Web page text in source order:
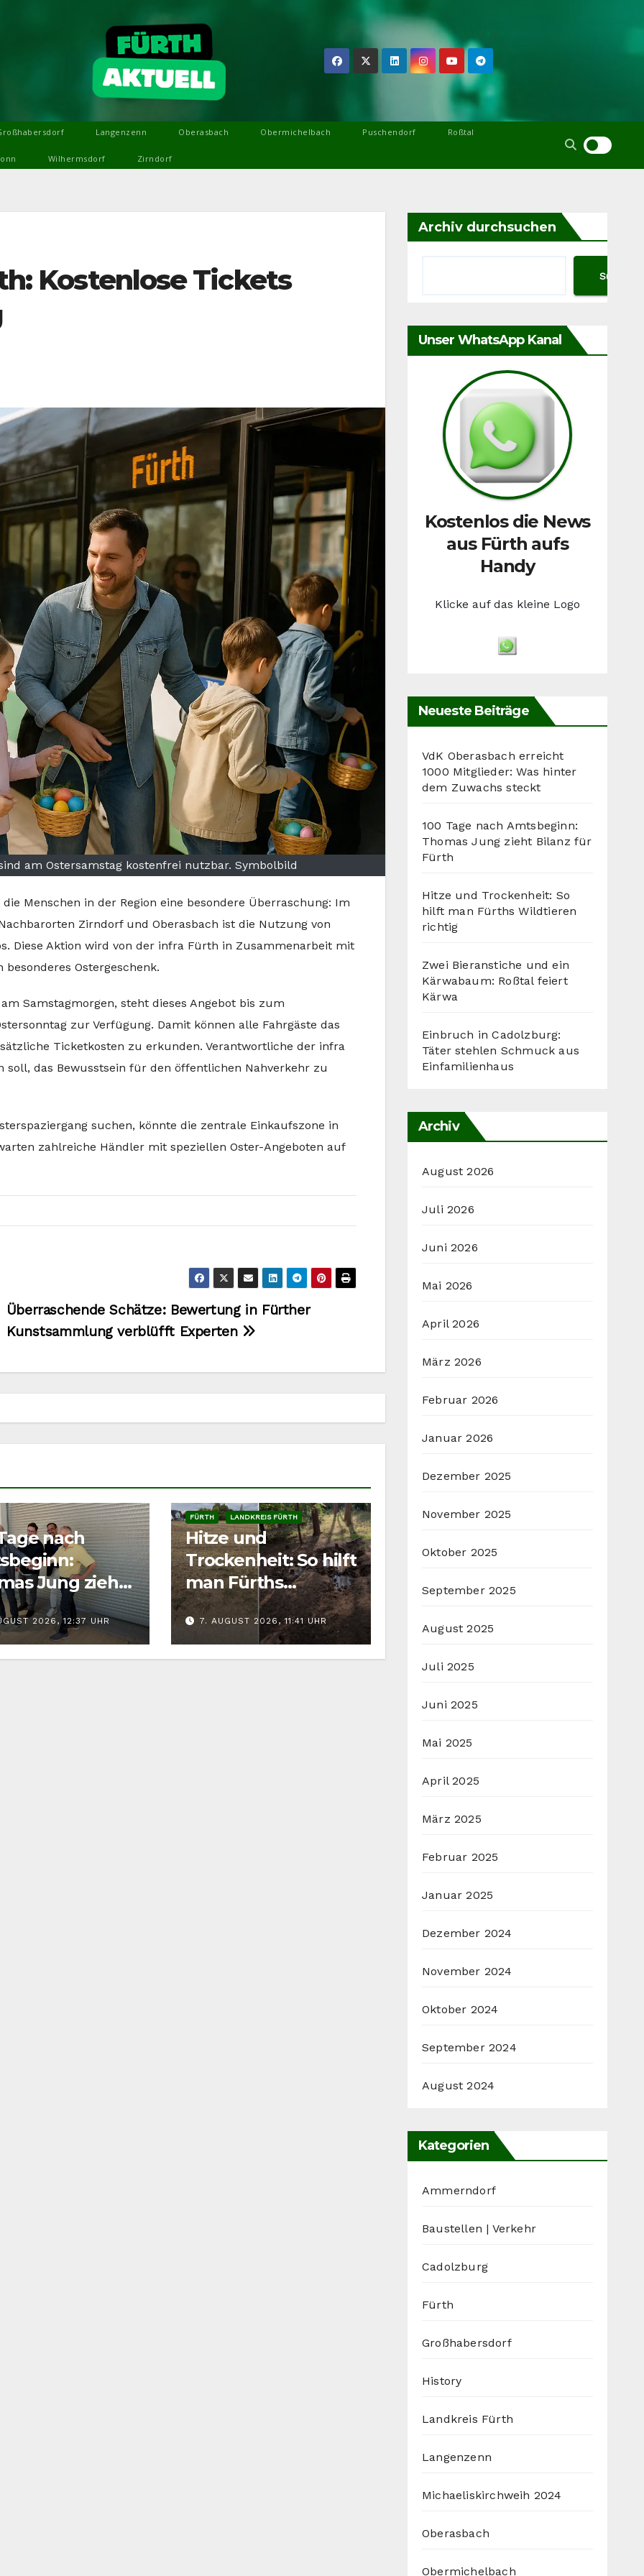
Langenzenn Oberasbach Obermichelbach Puschendorf Roßtal
Wilhermsdorf Zirndorf
Kostenlose Tickets
am Ostersamstag kostenfrei nutzbar. Symbolbild
Menschen in der Region eine besondere Überraschung: Im
Zirndorf und Oberasbach ist die Nutzung von
Diese Aktion wird von der infra Fürth in Zusammenarbeit mit
Ostergeschenk.
Samstagmorgen, steht dieses Angebot bis zum
zur Verfügung. Damit können alle Fahrgäste das
Ticketkosten zu erkunden. Verantwortliche der infra
soll, das Bewusstsein für den öffentlichen Nahverkehr zu
suchen, könnte die zentrale Einkaufszone in
zahlreiche Händler mit speziellen Oster-Angeboten auf
Überraschende Schätze: Bewertung in Fürther
Kunstsammlung verblüfft Experten
nach
Jung zieht
für Fürth
2026, 12:37 UHR
FÜRTH LANDKREIS FÜRTH
Hitze und
Trockenheit: So hilft
man Fürths
Wildtieren richtig
7. AUGUST 2026, 11:41 UHR
Archiv durchsuchen
Suchen
Unser WhatsApp Kanal
Kostenlos die News
aus Fürth aufs
Handy
Klicke auf das kleine Logo
Neueste Beiträge
VdK Oberasbach erreicht
1000 Mitglieder: Was hinter
dem Zuwachs steckt
100 Tage nach Amtsbeginn:
Thomas Jung zieht Bilanz für
Fürth
Hitze und Trockenheit: So
hilft man Fürths Wildtieren
richtig
Zwei Bieranstiche und ein
Kärwabaum: Roßtal feiert
Kärwa
Einbruch in Cadolzburg:
Täter stehlen Schmuck aus
Einfamilienhaus
Archiv
August 2026
Juli 2026
Juni 2026
Mai 2026
April 2026
März 2026
Februar 2026
Januar 2026
Dezember 2025
November 2025
Oktober 2025
September 2025
August 2025
Juli 2025
Juni 2025
Mai 2025
April 2025
März 2025
Februar 2025
Januar 2025
Dezember 2024
November 2024
Oktober 2024
September 2024
August 2024
Kategorien
Ammerndorf
Baustellen | Verkehr
Cadolzburg
Fürth
Großhabersdorf
History
Landkreis Fürth
Langenzenn
Michaeliskirchweih 2024
Oberasbach
Obermichelbach